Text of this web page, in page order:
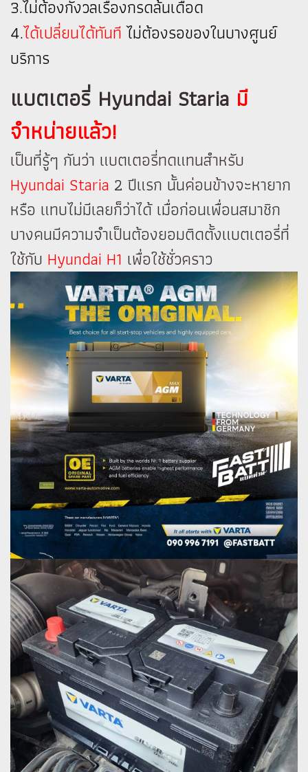
3.ไม่ต้องกังวลเรื่องกรดล้นเดือด
4.ได้เปลี่ยนได้ทันทีไม่ต้องรอของในบางศูนย์
บริการ
แบตเตอรี่ Hyundai Staria มี
จำหน่ายแล้ว!
เป็นที่รู้ๆ กันว่า แบตเตอรี่ทดแทนสำหรับ
Hyundai Staria 2 ปีแรก นั้นค่อนข้างจะหายาก
หรือ แทบไม่มีเลยก็ว่าได้ เมื่อก่อนเพื่อนสมาชิก
บางคนมีความจำเป็นต้องยอมติดตั้งแบตเตอรี่ที่
ใช้กับ Hyundai H1 เพื่อใช้ชั่วคราว